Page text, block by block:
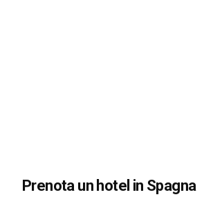
Prenota un hotel in Spagna